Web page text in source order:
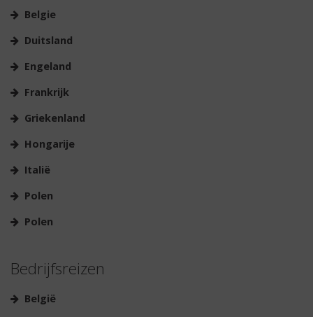
Belgie
Duitsland
Engeland
Frankrijk
Griekenland
Hongarije
Italië
Polen
Polen
Bedrijfsreizen
België